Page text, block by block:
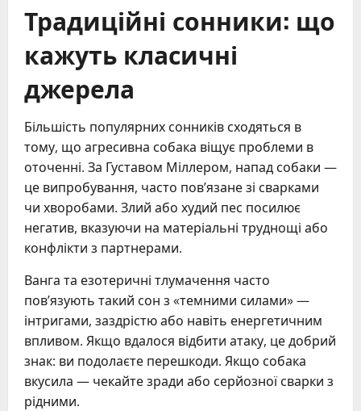
Традиційні сонники: що
кажуть класичні
джерела
Більшість популярних сонників сходяться в
тому, що агресивна собака віщує проблеми в
оточенні. За Густавом Міллером, напад собаки —
це випробування, часто пов’язане зі сварками
чи хворобами. Злий або худий пес посилює
негатив, вказуючи на матеріальні труднощі або
конфлікти з партнерами.
Ванга та езотеричні тлумачення часто
пов’язують такий сон з «темними силами» —
інтригами, заздрістю або навіть енергетичним
впливом. Якщо вдалося відбити атаку, це добрий
знак: ви подолаєте перешкоди. Якщо собака
вкусила — чекайте зради або серйозної сварки з
рідними.